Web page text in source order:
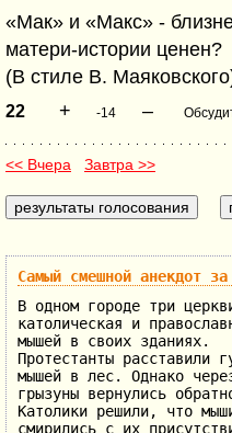
«Мак» и «Макс» -
матери-истории ценен?
(В стиле В.
22 + -14 –
<< Вчера Завтра >>
Самый смешной анекдот
В одном городе три
католическая и
мышей в своих зданиях.
Протестанты расставили
мышей в лес. Однако
грызуны вернулись
Католики решили, что
смирились с их